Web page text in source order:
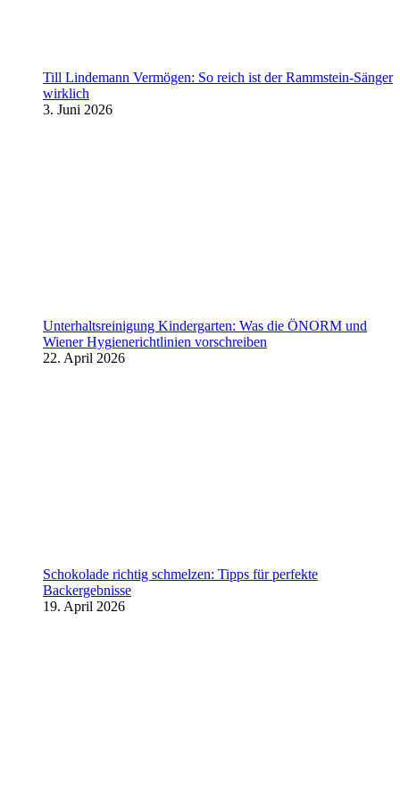
Till Lindemann Vermögen: So reich ist der Rammstein-Sänger
wirklich
3. Juni 2026
Unterhaltsreinigung Kindergarten: Was die ÖNORM und
Wiener Hygienerichtlinien vorschreiben
22. April 2026
Schokolade richtig schmelzen: Tipps für perfekte
Backergebnisse
19. April 2026